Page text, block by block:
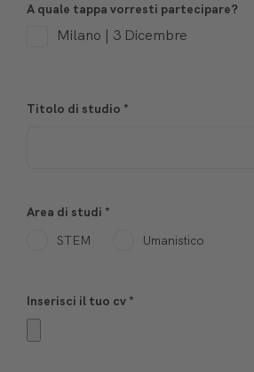
A quale tappa vorresti partecipare?
Milano | 3 Dicembre
Titolo di studio *
Area di studi *
STEM
Umanistico
Inserisci il tuo cv *